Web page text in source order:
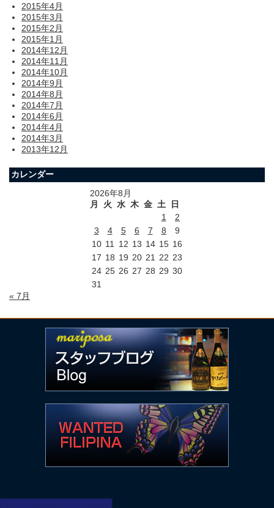
2015年4月
2015年3月
2015年2月
2015年1月
2014年12月
2014年11月
2014年10月
2014年9月
2014年8月
2014年7月
2014年6月
2014年4月
2014年3月
2013年12月
カレンダー
2026年8月
月
火 水 木 金 土
日
1
2
3
4 5 6 7 8
9
10 11 12 13 14 15 16
17 18 19 20 21 22 23
24 25 26 27 28 29 30
31
« 7月